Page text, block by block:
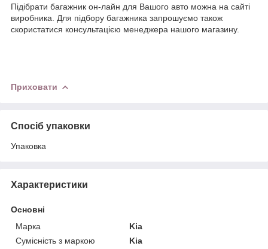
Підібрати багажник он-лайн для Вашого авто можна на сайті
виробника. Для підбору багажника запрошуємо також
скористатися консультацією менеджера нашого магазину.
Приховати
Спосіб упаковки
Упаковка
Характеристики
Основні
Марка
Kia
Сумісність з маркою
Kia